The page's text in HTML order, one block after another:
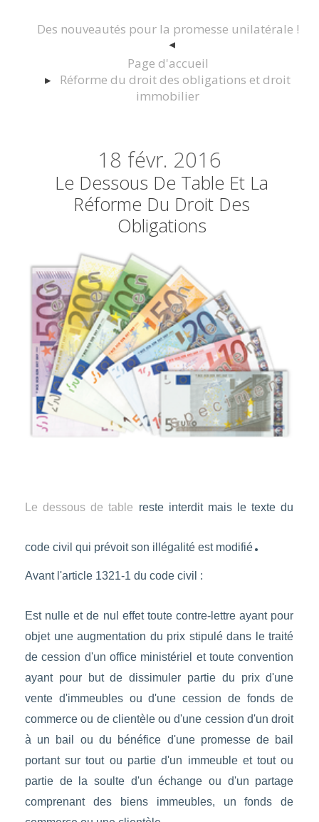
Des nouveautés pour la promesse unilatérale !
Page d'accueil
Réforme du droit des obligations et droit
immobilier
18 févr. 2016
Le Dessous De Table Et La
Réforme Du Droit Des
Obligations
Le dessous de table reste interdit mais le texte du
code civil qui prévoit son illégalité est modifié.
Avant l'article 1321-1 du code civil :
Est nulle et de nul effet toute contre-lettre ayant pour
objet une augmentation du prix stipulé dans le traité
de cession d'un office ministériel et toute convention
ayant pour but de dissimuler partie du prix d'une
vente d'immeubles ou d'une cession de fonds de
commerce ou de clientèle ou d'une cession d'un droit
à un bail ou du bénéfice d'une promesse de bail
portant sur tout ou partie d'un immeuble et tout ou
partie de la soulte d'un échange ou d'un partage
comprenant des biens immeubles, un fonds de